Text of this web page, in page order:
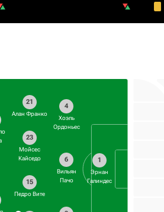
1
Эрнан
Галиндес
4
Хоэль
Ордоньес
6
Вильян
Пачо
21
Алан Франко
23
Мойсес
Кайседо
15
Педро Вите